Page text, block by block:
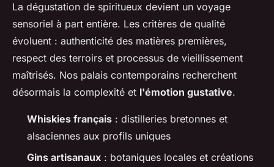
La dégustation de spiritueux devient un voyage
sensoriel à part entière. Les critères de qualité
évoluent : authenticité des matières premières,
respect des terroirs et processus de vieillissement
maîtrisés. Nos palais contemporains recherchent
désormais la complexité et l'émotion gustative.
Whiskies français : distilleries bretonnes et
alsaciennes aux profils uniques
Gins artisanaux : botaniques locales et créations